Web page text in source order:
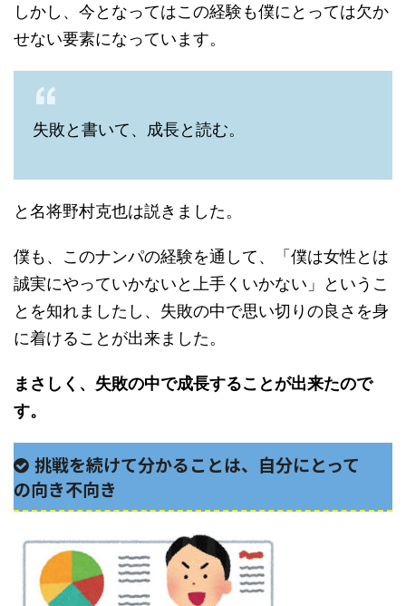
しかし、今となってはこの経験も僕にとっては欠か
せない要素になっています。
失敗と書いて、成長と読む。
と名将野村克也は説きました。
僕も、このナンパの経験を通して、「僕は女性とは
誠実にやっていかないと上手くいかない」というこ
とを知れましたし、失敗の中で思い切りの良さを身
に着けることが出来ました。
まさしく、失敗の中で成長することが出来たので
す。
挑戦を続けて分かることは、自分にとって
の向き不向き